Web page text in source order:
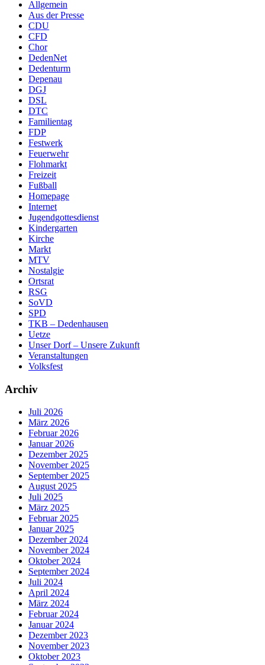
Allgemein
Aus der Presse
CDU
CFD
Chor
DedenNet
Dedenturm
Depenau
DGJ
DSL
DTC
Familientag
FDP
Festwerk
Feuerwehr
Flohmarkt
Freizeit
Fußball
Homepage
Internet
Jugendgottesdienst
Kindergarten
Kirche
Markt
MTV
Nostalgie
Ortsrat
RSG
SoVD
SPD
TKB – Dedenhausen
Uetze
Unser Dorf – Unsere Zukunft
Veranstaltungen
Volksfest
Archiv
Juli 2026
März 2026
Februar 2026
Januar 2026
Dezember 2025
November 2025
September 2025
August 2025
Juli 2025
März 2025
Februar 2025
Januar 2025
Dezember 2024
November 2024
Oktober 2024
September 2024
Juli 2024
April 2024
März 2024
Februar 2024
Januar 2024
Dezember 2023
November 2023
Oktober 2023